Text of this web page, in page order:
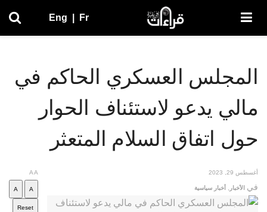
Eng Fr
المجلس العسكري الحاكم في
مالي يدعو لاستئناف الحوار
حول اتفاق السلام المتعثر
أغسطس 29, 2023
في الأخبار أخبار سياسية
AA
A
A
Reset